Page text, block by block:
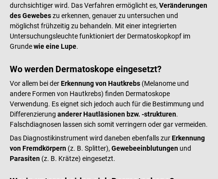
durchsichtiger wird. Das Verfahren ermöglicht es, Veränderungen
des Gewebeszu erkennen, genauer zu untersuchen und
möglichst frühzeitig zu behandeln. Mit einer integrierten
Untersuchungsleuchte funktioniert der Dermatoskopkopf im
Grundewie eine Lupe.
Wo werden Dermatoskope eingesetzt?
Vor allem bei derErkennung von Hautkrebs (Melanome und
andere Formen von Hautkrebs) finden Dermatoskope
Verwendung. Es eignet sich jedoch auch für die Bestimmung und
Differenzierung anderer Hautläsionen bzw. -strukturen.
Falschdiagnosen lassen sich somit verringern oder gar vermeiden.
Das Diagnostikinstrument wird daneben ebenfalls zurErkennung
von Fremdkörpern (z. B. Splitter), Gewebeeinblutungen und
Parasiten (z. B. Krätze) eingesetzt.